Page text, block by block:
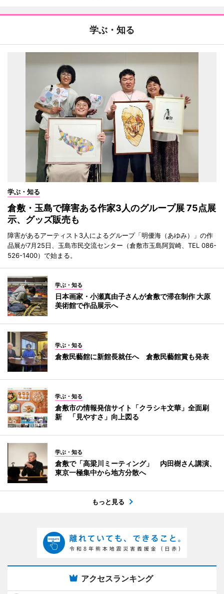
学ぶ・知る
学ぶ・知る
倉敷・玉島で障害ある作家3人のグループ展 75点展
示、グッズ販売も
障害があるアーティスト3人によるグループ「明優海（あゆみ）」の作
品展が7月25日、玉島市民交流センター（倉敷市玉島阿賀崎、TEL 086-
526-1400）で始まる。
学ぶ・知る
日本画家・小瀬真由子さんが倉敷で滞在制作 大原
美術館で作品展示へ
学ぶ・知る
倉敷民藝館に新館長就任へ 倉敷民藝館賞も発表
学ぶ・知る
倉敷市の情報発信サイト「クラシキ文華」全面刷
新 「見やすさ」向上図る
学ぶ・知る
倉敷で「高梁川ミーティング」 内田樹さん講演、
東京一極集中から地方分散へ
もっと見る
アクセスランキング